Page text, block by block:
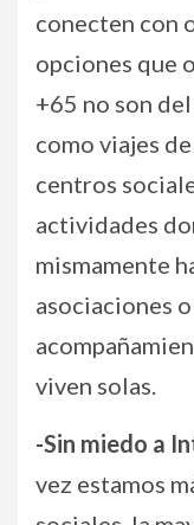
conecten con
opciones que
+65 no son
como viajes
centros
actividades
mismamente
asociaciones
viven solas.
-Sin miedo a
vez estamos